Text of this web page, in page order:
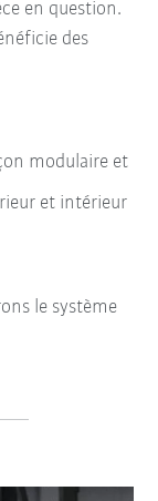
en question.
des
modulaire et
et intérieur
le système